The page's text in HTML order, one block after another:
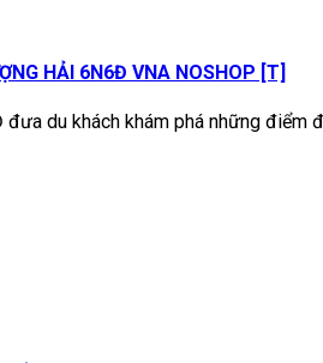
HẢI 6N6Đ VNA NOSHOP [T]
du khách khám phá những